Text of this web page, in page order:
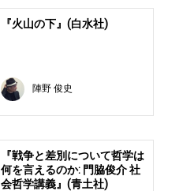
『火山の下』(白水社)
陣野 俊史
『戦争と差別について哲学は
何を言えるのか: 門脇俊介 社
会哲学講義』(青土社)